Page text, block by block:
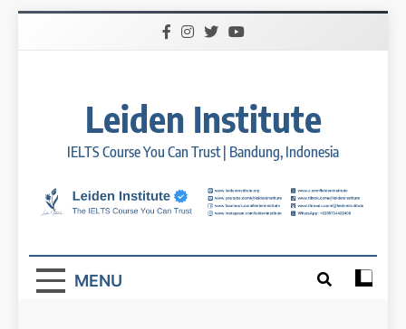
Leiden Institute
IELTS Course You Can Trust | Bandung, Indonesia
MENU